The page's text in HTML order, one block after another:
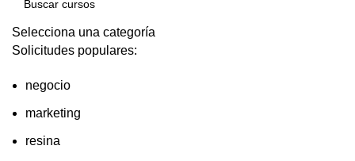
Selecciona una categoría
Solicitudes populares:
negocio
marketing
resina